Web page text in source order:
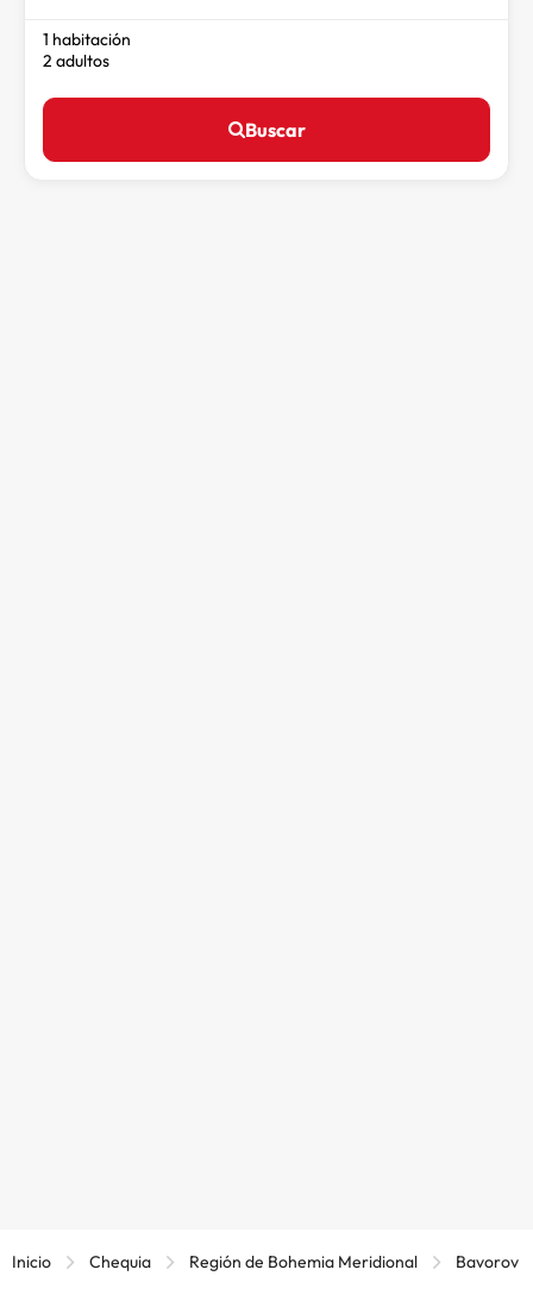
1 habitación
2 adultos
Buscar
Inicio Chequia Región de Bohemia Meridional Bavorov